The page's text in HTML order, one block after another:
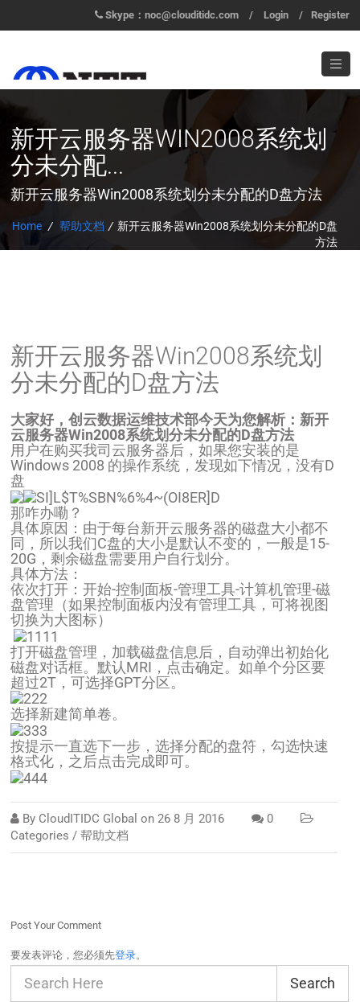
Skype：noc@clouditidc.com / Login / Register
新开云服务器WIN2008系统划
分未分配...
新开云服务器Win2008系统划分未分配的D盘方法
Home / 帮助文档 / 新开云服务器Win2008系统划分未分配的D盘
方法
新开云服务器Win2008系统划
分未分配的D盘方法
大家好，创云数据运维技术部今天为您解析：新开
云服务器Win2008系统划分未分配的D盘方法
用户在购买我司云服务器后，如果您安装的是
Windows 2008 的操作系统，发现如下情况，没有D
盘
那咋办嘞？
具体原因：由于每台新开云服务器的磁盘大小都不
同，所以我们C盘的大小是默认不变的，一般是15-
20G，剩余磁盘需要用户自行划分。
具体方法：
依次打开：开始-控制面板-管理工具-计算机管理-磁
盘管理（如果控制面板内没有管理工具，可将视图
切换为大图标）
打开磁盘管理，加载磁盘信息后，自动弹出初始化
磁盘对话框。默认MRI，点击确定。如单个分区要
超过2T，可选择GPT分区。
选择新建简单卷。
按提示一直选下一步，选择分配的盘符，勾选快速
格式化，之后点击完成即可。
By CloudITIDC Global on26 8 月 2016
0
Categories /帮助文档
Post Your Comment
要发表评论，您必须先登录。
Search